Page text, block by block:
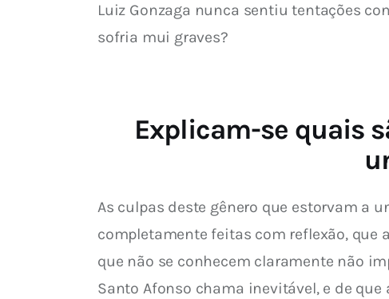
Luiz Gonzaga nunca sentiu tentações
sofria mui graves?
Explicam-se quais
As culpas deste gênero que estorvam a
completamente feitas com reflexão, que
que não se conhecem claramente não
Santo Afonso chama inevitável, e de